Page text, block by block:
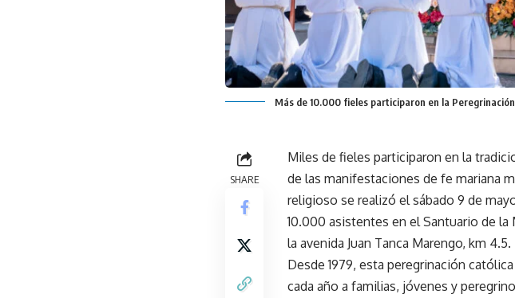
Más de 10.000 fieles participaron en la
SHARE
Miles de fieles participaron en la
de las manifestaciones de fe mariana
religioso se realizó el sábado 9 de
10.000 asistentes en el Santuario de
la avenida Juan Tanca Marengo, km 4.5.
Desde 1979, esta peregrinación
cada año a familias, jóvenes y